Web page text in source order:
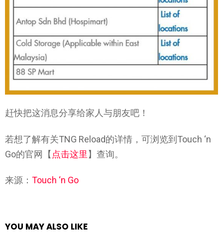
赶快把这消息分享给家人与朋友吧！
若想了解有关TNG Reload的详情，可浏览到Touch ‘n
Go的官网【点击这里】查询。
来源： Touch ‘n Go
YOU MAY ALSO LIKE